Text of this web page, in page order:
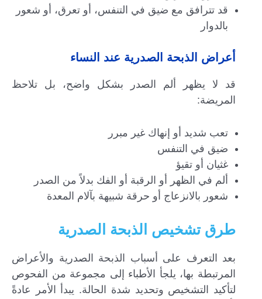
قد تترافق مع ضيق في التنفس، أو تعرق، أو شعور
بالدوار
أعراض الذبحة الصدرية عند النساء
قد لا يظهر ألم الصدر بشكل واضح، بل تلاحظ
المريضة:
تعب شديد أو إنهاك غير مبرر
ضيق في التنفس
غثيان أو تقيؤ
ألم في الظهر أو الرقبة أو الفك بدلاً من الصدر
شعور بالانزعاج أو حرقة شبيهة بآلام المعدة
طرق تشخيص الذبحة الصدرية
بعد التعرف على أسباب الذبحة الصدرية والأعراض
المرتبطة بها، يلجأ الأطباء إلى مجموعة من الفحوص
لتأكيد التشخيص وتحديد شدة الحالة. يبدأ الأمر عادةً